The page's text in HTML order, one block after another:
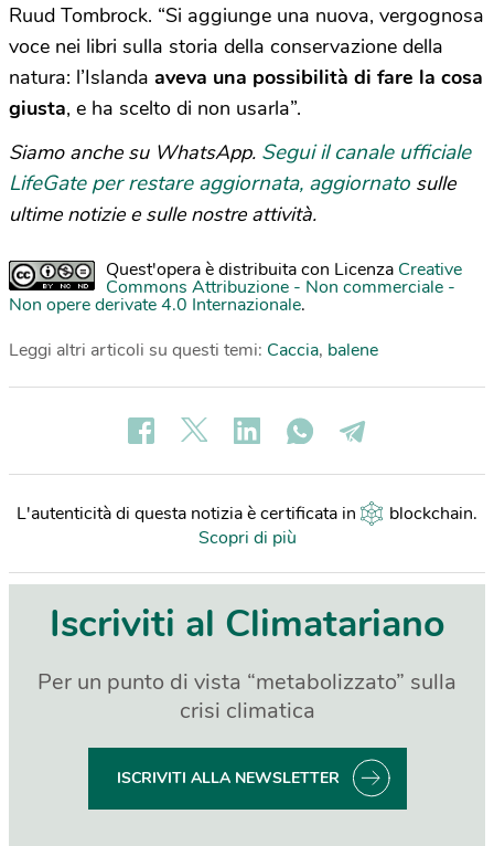
Ruud Tombrock. “Si aggiunge una nuova, vergognosa
voce nei libri sulla storia della conservazione della
natura: l’Islanda aveva una possibilità di fare la cosa
giusta, e ha scelto di non usarla”.
Siamo anche su WhatsApp. Segui il canale ufficiale
LifeGate per restare aggiornata, aggiornato sulle
ultime notizie e sulle nostre attività.
Quest'opera è distribuita con Licenza Creative
Commons Attribuzione - Non commerciale -
Non opere derivate 4.0 Internazionale.
Leggi altri articoli su questi temi: Caccia, balene
L'autenticità di questa notizia è certificata in blockchain.
Scopri di più
Iscriviti al Climatariano
Per un punto di vista “metabolizzato” sulla
crisi climatica
ISCRIVITI ALLA NEWSLETTER